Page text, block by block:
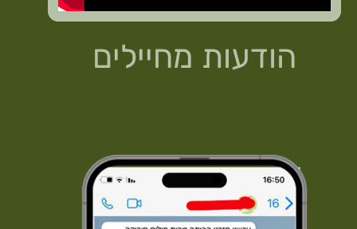
הודעות מחיילים